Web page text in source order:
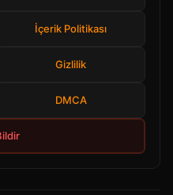
İçerik Politikası
Gizlilik
DMCA